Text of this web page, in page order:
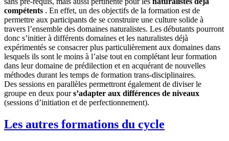
compétents . En effet, un des objectifs de la formation est de
permettre aux participants de se construire une culture solide à
travers l’ensemble des domaines naturalistes. Les débutants pourront
donc s’initier à différents domaines et les naturalistes déjà
expérimentés se consacrer plus particulièrement aux domaines dans
lesquels ils sont le moins à l’aise tout en complétant leur formation
dans leur domaine de prédilection et en acquérant de nouvelles
méthodes durant les temps de formation trans-disciplinaires.
Des sessions en parallèles permettront également de diviser le
groupe en deux pours’adapter aux différences de niveaux
(sessions d’initiation et de perfectionnement).
Les autres formations du cycle